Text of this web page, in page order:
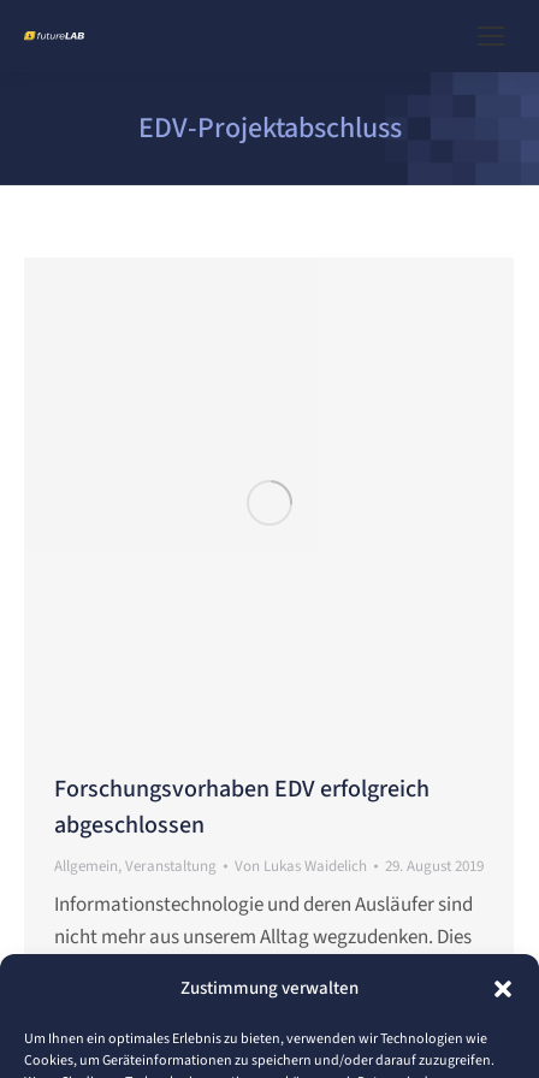
Zustimmung verwalten
Um Ihnen ein optimales Erlebnis zu bieten, verwenden wir Technologien wie
Cookies, um Geräteinformationen zu speichern und/oder darauf zuzugreifen.
EDV-Projektabschluss
Forschungsvorhaben EDV erfolgreich
abgeschlossen
Allgemein,Veranstaltung Von Lukas Waidelich 29. August 2019
Informationstechnologie und deren Ausläufer sind
nicht mehr aus unserem Alltag wegzudenken. Dies
privaten Bereich, die Auswirkungen der
Digitalisierung bestimmten den öffentlichen
Diskurs. Viele Neuerungen erleichtern unseren